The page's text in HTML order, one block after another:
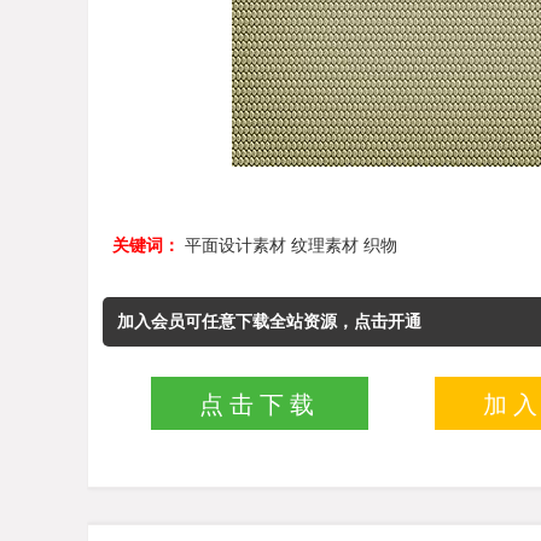
关键词： 平面设计素材 纹理素材 织物
加入会员可任意下载全站资源，点击开通
点击下载 加